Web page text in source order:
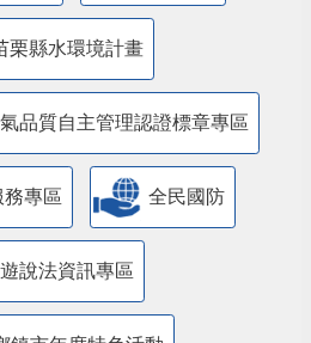
栗縣水環境計畫
品質自主管理認證標章專區
專區 全民國防
遊說法資訊專區